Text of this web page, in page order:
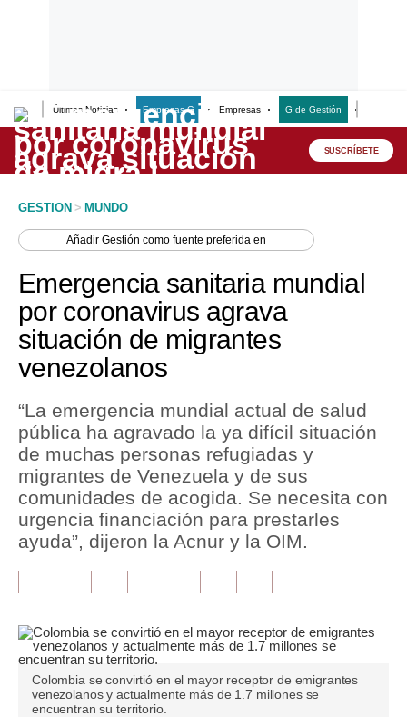
Últimas Noticias Empresas G Empresas G de Gestión
Lo último
Peru Quiosco
Economía
Mercados
Perú
Política
Tu Dinero
Finanzas Personales
Inmobiliarias
Plus G
Pregunta de hoy
Blogs
SUSCRÍBETE
GESTION > MUNDO
AñadirGestión como fuente preferida en
Emergencia sanitaria mundial
por coronavirus agrava
situación de migrantes
venezolanos
“La emergencia mundial actual de salud
pública ha agravado la ya difícil situación
de muchas personas refugiadas y
migrantes de Venezuela y de sus
comunidades de acogida. Se necesita con
urgencia financiación para prestarles
ayuda”, dijeron la Acnur y la OIM.
Colombia se convirtió en el mayor receptor de emigrantes
venezolanos y actualmente más de 1.7 millones se
encuentran su territorio.